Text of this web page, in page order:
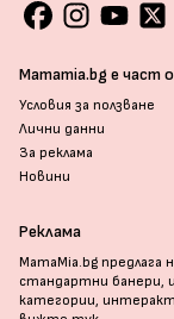
Mamamia.bg е част
Условия за ползване
Лични данни
За реклама
Новини
Реклама
MamaMia.bg предлага
стандартни банери,
категории,